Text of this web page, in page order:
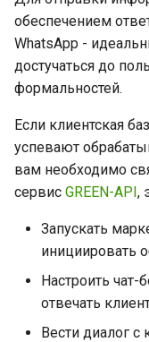
обеспечением
WhatsApp -
достучаться до
формальностей.
Если клиентская
успевают
вам необходимо
сервис GREEN-API,
Запускать
инициировать
Настроить чат-
отвечать
Вести диалог